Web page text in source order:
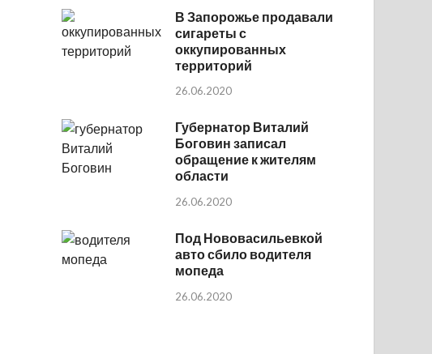
В Запорожье продавали
сигареты с
оккупированных
территорий
26.06.2020
Губернатор Виталий
Боговин записал
обращение к жителям
области
26.06.2020
Под Нововасильевкой
авто сбило водителя
мопеда
26.06.2020